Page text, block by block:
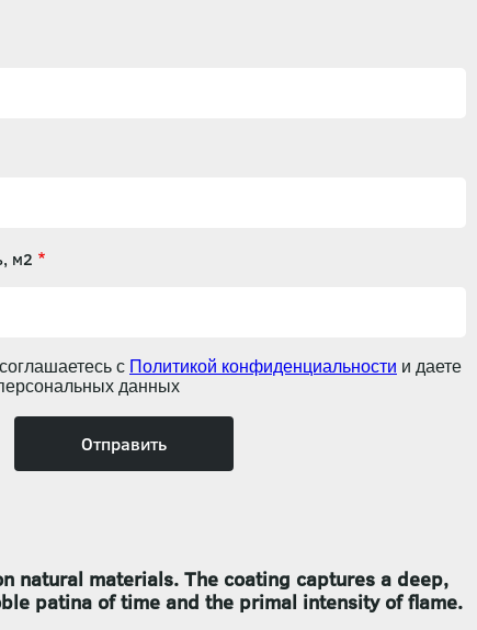
м2
с Политикой конфиденциальности и даете
данных
natural materials. The coating captures a deep,
patina of time and the primal intensity of flame.